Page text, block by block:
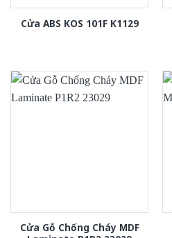
Cửa ABS KOS 101F K1129
Cửa Gỗ Chống Cháy MDF